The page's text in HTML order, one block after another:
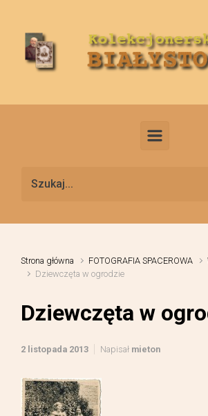
Strona główna FOTOGRAFIA SPACEROWA
Dziewczęta w ogrodzie
Dziewczęta w
2 listopada 2013 Napisał mieton